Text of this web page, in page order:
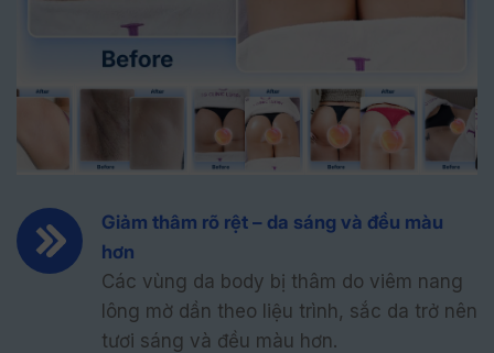
Giảm thâm rõ rệt – da sáng và đều màu
hơn
Các vùng da body bị thâm do viêm nang
lông mờ dần theo liệu trình, sắc da trở nên
tươi sáng và đều màu hơn.